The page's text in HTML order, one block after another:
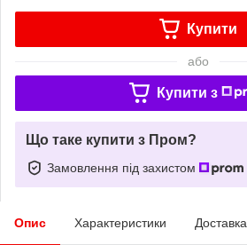
Купити
або
Купити з
Що таке купити з Пром?
Замовлення під захистом
Опис Характеристики Доставка